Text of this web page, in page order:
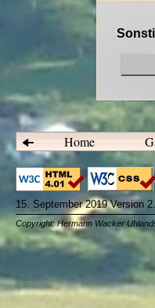
Home
15. September 2019 Version
Copyright: Hermann Wacker